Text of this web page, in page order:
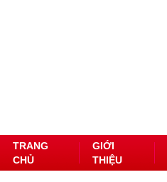
TRANG
CHỦ
GIỚI
THIỆU